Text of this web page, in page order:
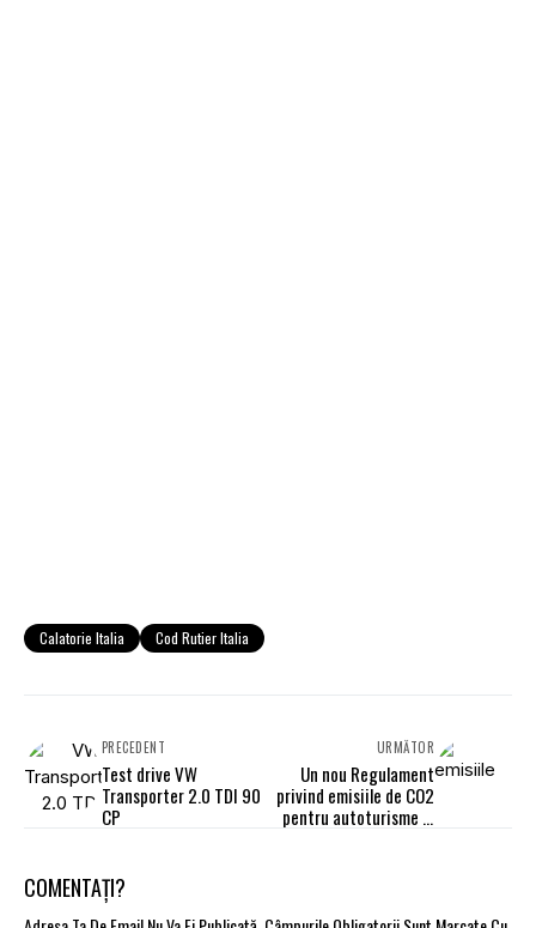
Calatorie Italia Cod Rutier Italia
PRECEDENT
Test drive VW
Transporter 2.0 TDI 90
CP
URMĂTOR
Un nou Regulament
privind emisiile de CO2
pentru autoturisme şi
COMENTAȚI?